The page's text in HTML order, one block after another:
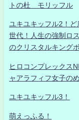
トの杜 モリッフル
ユキユキッフル2！
世代！人生の強制ロ
のクリスタルキング
ヒロコンプレックス
ャアラフィフ女子の
ユキユキッフル3！
萌えっふる！